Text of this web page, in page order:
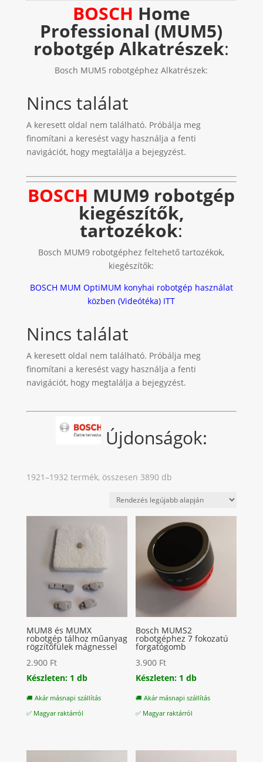
BOSCH Home
Professional (MUM5)
robotgép Alkatrészek:
Bosch MUM5 robotgéphez Alkatrészek:
Nincs találat
A keresett oldal nem található. Próbálja meg
finomítani a keresést vagy használja a fenti
navigációt, hogy megtalálja a bejegyzést.
BOSCH MUM9 robotgép
kiegészítők,
tartozékok:
Bosch MUM9 robotgéphez feltehető tartozékok,
kiegészítők:
BOSCH MUM OptiMUM konyhai robotgép használat
közben (Videótéka) ITT
Nincs találat
A keresett oldal nem található. Próbálja meg
finomítani a keresést vagy használja a fenti
navigációt, hogy megtalálja a bejegyzést.
Újdonságok:
1921–1932 termék, összesen 3890 dbSorted
latest
MUM8 és MUMX
robotgép tálhoz műanyag
rögzítőfülek mágnessel
2.900 Ft
Készleten: 1 db
🚚 Akár másnapi szállítás
✅ Magyar raktárról
Bosch MUMS2
robotgéphez 7 fokozatú
forgatógomb
3.900 Ft
Készleten: 1 db
🚚 Akár másnapi szállítás
✅ Magyar raktárról